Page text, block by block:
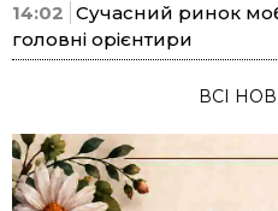
14:02 Сучасний ринок
головні орієнтири
ВСІ